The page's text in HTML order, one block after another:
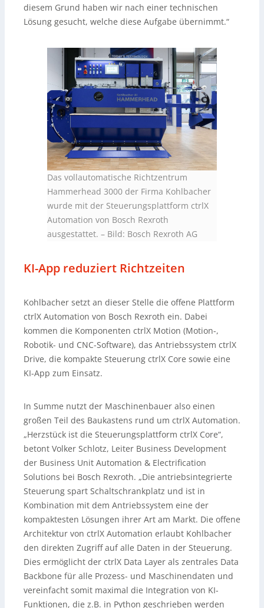
diesem Grund haben wir nach einer technischen
Lösung gesucht, welche diese Aufgabe übernimmt.“
Das vollautomatische Richtzentrum
Hammerhead 3000 der Firma Kohlbacher
wurde mit der Steuerungsplattform ctrlX
Automation von Bosch Rexroth
ausgestattet. – Bild: Bosch Rexroth AG
KI-App reduziert Richtzeiten
Kohlbacher setzt an dieser Stelle die offene Plattform
ctrlX Automation von Bosch Rexroth ein. Dabei
kommen die Komponenten ctrlX Motion (Motion-,
Robotik- und CNC-Software), das Antriebssystem ctrlX
Drive, die kompakte Steuerung ctrlX Core sowie eine
KI-App zum Einsatz.
In Summe nutzt der Maschinenbauer also einen
großen Teil des Baukastens rund um ctrlX Automation.
„Herzstück ist die Steuerungsplattform ctrlX Core“,
betont Volker Schlotz, Leiter Business Development
der Business Unit Automation & Electrification
Solutions bei Bosch Rexroth. „Die antriebsintegrierte
Steuerung spart Schaltschrankplatz und ist in
Kombination mit dem Antriebssystem eine der
kompaktesten Lösungen ihrer Art am Markt. Die offene
Architektur von ctrlX Automation erlaubt Kohlbacher
den direkten Zugriff auf alle Daten in der Steuerung.
Dies ermöglicht der ctrlX Data Layer als zentrales Data
Backbone für alle Prozess- und Maschinendaten und
vereinfacht somit maximal die Integration von KI-
Funktionen, die z.B. in Python geschrieben werden